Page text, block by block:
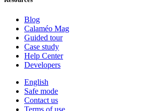
Blog
Calaméo Mag
Guided tour
Case study
Help Center
Developers
English
Safe mode
Contact us
Terms of use